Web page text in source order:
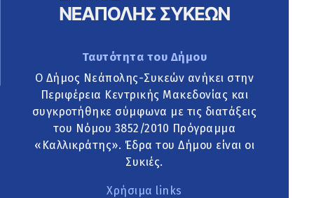
Ταυτότητα του Δήμου
Ο Δήμος Νεάπολης-Συκεών ανήκει στην
Περιφέρεια Κεντρικής Μακεδονίας και
συγκροτήθηκε σύμφωνα με τις διατάξεις
του Νόμου 3852/2010 Πρόγραμμα
«Καλλικράτης». Έδρα του Δήμου είναι οι
Συκιές.
Χρήσιμα links